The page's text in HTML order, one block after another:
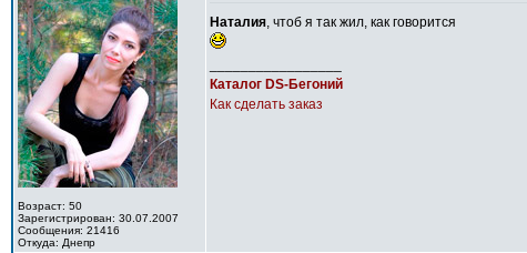
Возраст: 50
Зарегистрирован: 30.07.2007
Сообщения: 21416
Откуда: Днепр
Наталия, чтоб я так жил, как говорится
Каталог DS-Бегоний
Как сделать заказ